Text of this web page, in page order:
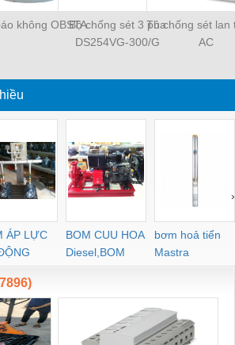
không OBSTABộ chống sét 3 pha
DS254VG-300/G
Tủ chống sét lan
AC
ÁP LỰC
BOM CUU HOA
Diesel,BOM
CHUA CHAY
bơm hoả tiển
Mastra
›